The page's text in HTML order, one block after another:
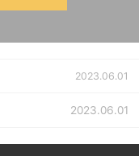
2023.06.01
2023.06.01